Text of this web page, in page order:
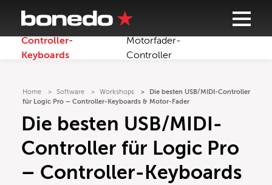
Controller-
Keyboards
Motorfader-
Controller
Home Software Workshops
Die besten USB/MIDI-Controller
für Logic Pro – Controller-Keyboards & Motor-Fader
Die besten USB/MIDI-
Controller für Logic Pro
– Controller-Keyboards